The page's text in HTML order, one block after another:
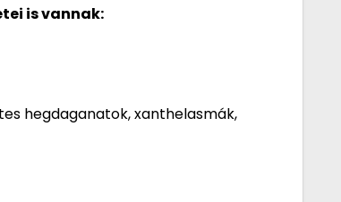
is vannak:
hegdaganatok, xanthelasmák,